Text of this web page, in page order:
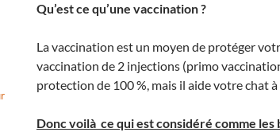
Qu’est ce qu’une vaccination ?
La vaccination est un moyen de protéger
vaccination de 2 injections (primo
protection de 100 %, mais il aide votre chat
Donc voilà ce qui est considéré comme les